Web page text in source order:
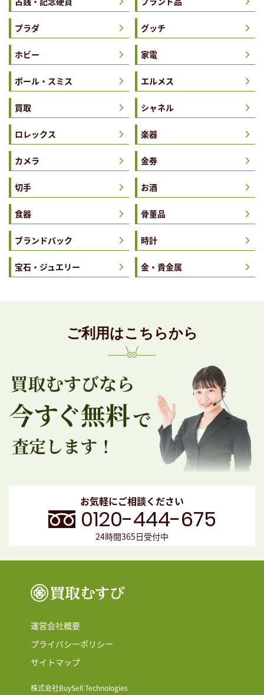
プラダ グッチ
ホビー 家電
ポール・スミス エルメス
買取 シャネル
ロレックス 楽器
カメラ 金券
切手 お酒
食器 骨董品
ブランドバック 時計
宝石・ジュエリー 金・貴金属
ご利用はこちらから
お気軽にご相談ください
0120-444-675
24時間365日受付中
運営会社概要
プライバシーポリシー
サイトマップ
株式会社BuySell Technologies